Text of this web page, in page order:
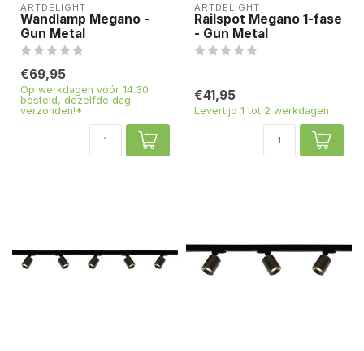
ARTDELIGHT
Wandlamp Megano -
Gun Metal
€69,95
Op werkdagen vóór 14.30
besteld, dezelfde dag
verzonden!*
ARTDELIGHT
Railspot Megano 1-fase
- Gun Metal
€41,95
Levertijd 1 tot 2 werkdagen